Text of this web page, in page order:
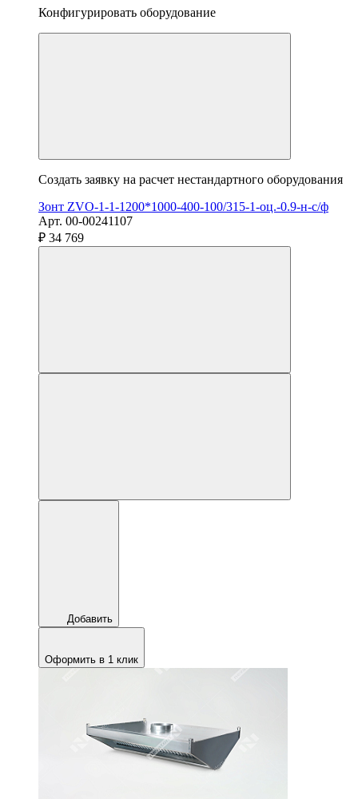
Конфигурировать оборудование
Создать заявку на расчет нестандартного оборудования
Зонт ZVO-1-1-1200*1000-400-100/315-1-оц.-0.9-н-с/ф
Арт. 00-00241107
₽ 34 769
Добавить
Оформить в 1 клик